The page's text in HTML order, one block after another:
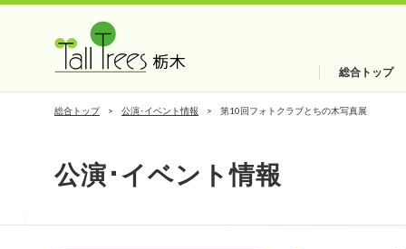
総合トップ
総合トップ 公演･イベント情報 第10回フォトクラブとちの木写真展
公演･イベント情報